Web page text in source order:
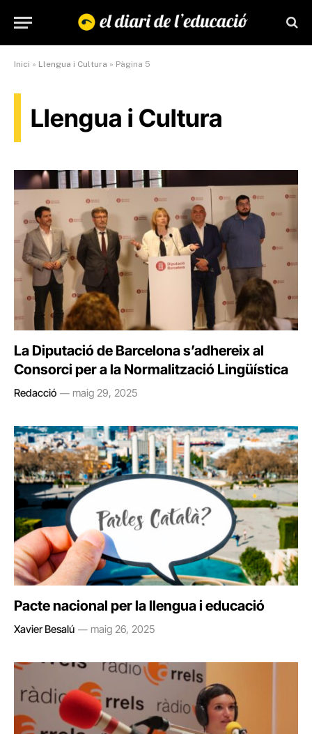
Inici » Llengua i Cultura » Pàgina 5
Llengua i Cultura
La Diputació de Barcelona s’adhereix al
Consorci per a la Normalització Lingüística
Redacció maig 29, 2025
Pacte nacional per la llengua i educació
Xavier Besalú maig 26, 2025